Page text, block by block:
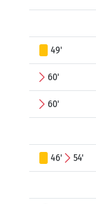
49'
60'
60'
46' 54'